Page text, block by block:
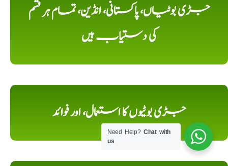
جڑی بوٹیاں، پاکستانی، انڈین، تمام ہر قسم
کی دستیاب ہیں
جڑی بوٹیوں کا استعمال، اور فوائد
Need Help?Chat with
us